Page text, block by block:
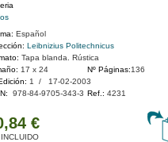
Español
Leibnizius Politechnicus
Tapa blanda. Rústica
17 x 24 Nº Páginas:136
1 / 17-02-2003
978-84-9705-343-3 Ref.: 4231
€
INCLUIDO